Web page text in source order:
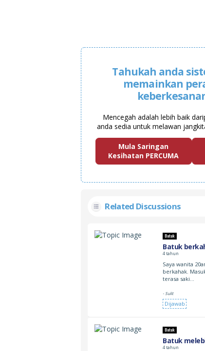
Tahukah anda
memainkan
Mencegah adalah lebih baik
anda sedia untuk melawan
Mula Saringan
Kesihatan PERCUMA
Related Discussions
Batuk
Batuk
4 tahun
Saya wanita
berkahak.
terasa saki…
- Sulit
Dijawab
Batuk
Batuk
4 tahun